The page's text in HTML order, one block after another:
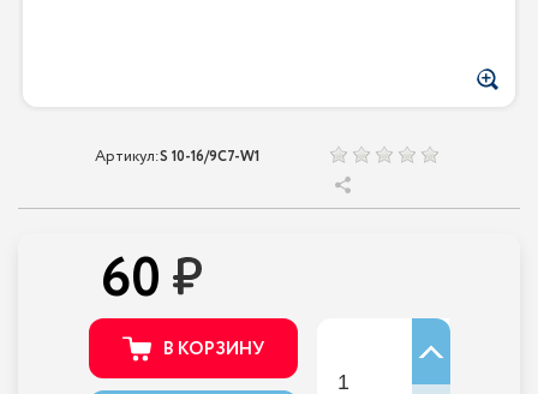
Артикул:S 10-16/9С7-W1
60
В КОРЗИНУ